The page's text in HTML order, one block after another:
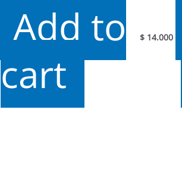
Add to
cart
$14.000